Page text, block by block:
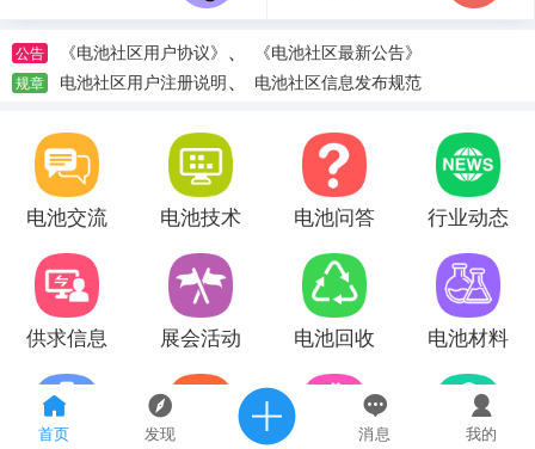
首页 发现 消息 我的
公告 《电池社区用户协议》 、 《电池社区最新公告》
规章 电池社区用户注册说明、 电池社区信息发布规范
电池交流 电池技术 电池问答 行业动态
供求信息 展会活动 电池回收 电池材料